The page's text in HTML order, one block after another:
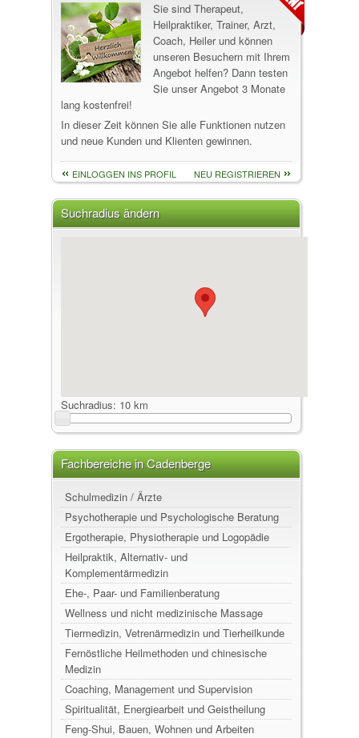
Sie sind Therapeut,
Heilpraktiker, Trainer, Arzt,
Coach, Heiler und können
unseren Besuchern mit Ihrem
Angebot helfen? Dann testen
Sie unser Angebot 3 Monate
lang kostenfrei!
In dieser Zeit können Sie alle Funktionen nutzen
und neue Kunden und Klienten gewinnen.
EINLOGGEN INS PROFIL NEU REGISTRIEREN
Suchradius ändern
Suchradius: 10 km
Fachbereiche in Cadenberge
Schulmedizin / Ärzte
Psychotherapie und Psychologische Beratung
Ergotherapie, Physiotherapie und Logopädie
Heilpraktik, Alternativ- und
Komplementärmedizin
Ehe-, Paar- und Familienberatung
Wellness und nicht medizinische Massage
Tiermedizin, Vetrenärmedizin und Tierheilkunde
Fernöstliche Heilmethoden und chinesische
Medizin
Coaching, Management und Supervision
Spiritualität, Energiearbeit und Geistheilung
Feng-Shui, Bauen, Wohnen und Arbeiten